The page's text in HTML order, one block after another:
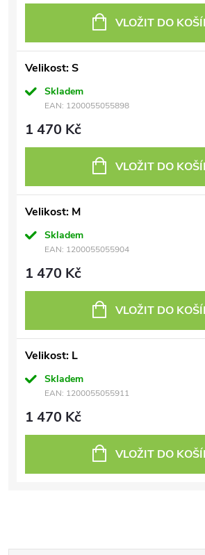
VLOŽIT DO
Velikost: S
Skladem
EAN: 1200055055898
1 470 Kč
VLOŽIT DO
Velikost: M
Skladem
EAN: 1200055055904
1 470 Kč
VLOŽIT DO
Velikost: L
Skladem
EAN: 1200055055911
1 470 Kč
VLOŽIT DO